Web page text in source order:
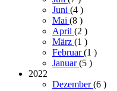
Juni (4 )
Mai (8 )
April (2 )
März (1 )
Februar(1 )
Januar(5 )
2022
Dezember(6 )